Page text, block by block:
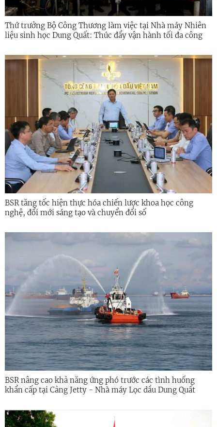
Thứ trưởng Bộ Công Thương làm việc tại Nhà máy Nhiên
liệu sinh học Dung Quất: Thúc đẩy vận hành tối đa công
BSR tăng tốc hiện thực hóa chiến lược khoa học công
nghệ, đổi mới sáng tạo và chuyển đổi số
BSR nâng cao khả năng ứng phó trước các tình huống
khẩn cấp tại Cảng Jetty - Nhà máy Lọc dầu Dung Quất